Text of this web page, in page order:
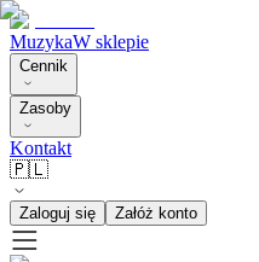
MuzykaW sklepie
Cennik
Zasoby
Kontakt
🇵🇱
Zaloguj się Załóż konto